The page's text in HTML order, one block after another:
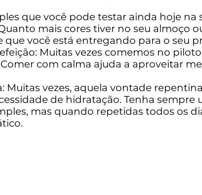
que você pode testar ainda hoje na
mais cores tiver no seu almoço
você está entregando para o seu
Muitas vezes comemos no
com calma ajuda a aproveitar
Muitas vezes, aquela vontade
de hidratação. Tenha sempre
mas quando repetidas todos os